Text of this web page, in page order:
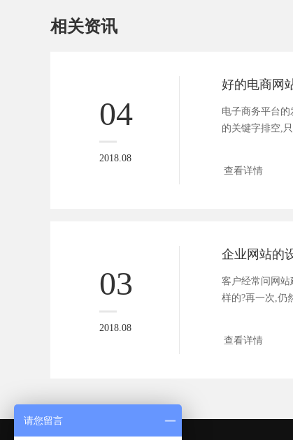
相关资讯
04
2018.08
电子商务平台
的关键字排空,
查看详情
03
2018.08
企业网站的
客户经常问网
样的?再一次,仍
查看详情
请您留言